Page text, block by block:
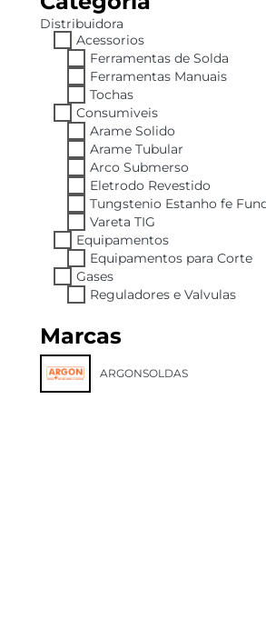
Distribuidora
Acessorios
Ferramentas de Solda
Ferramentas Manuais
Tochas
Consumiveis
Arame Solido
Arame Tubular
Arco Submerso
Eletrodo Revestido
Tungstenio Estanho fe
Vareta TIG
Equipamentos
Equipamentos para Corte
Gases
Reguladores e Valvulas
Marcas
ARGONSOLDAS